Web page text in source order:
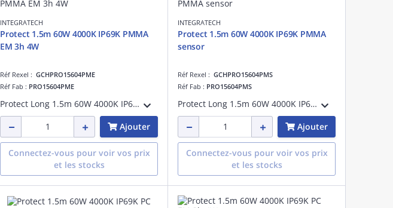
INTEGRATECH
Protect 1.5m 60W 4000K IP69K PMMA
EM 3h 4W
Réf Rexel : GCHPRO15604PME
Réf Fab : PRO15604PME
Protect Long 1.5m 60W 4000K IP69K PMMA (polyméthacrylate de méthyle) Unité secours 3h 4W, classe I, pose suspension, IK06, alim secours, IP69K, faisceau >80°, 60W, 8000lm, uniformité coul:SDCM3, GR0, test fil incand.:850 °C, 133lm/W, UGR:30
Ajouter
Connectez-vous pour voir vos prix
et les stocks
INTEGRATECH
Protect 1.5m 60W 4000K IP69K PMMA
sensor
Réf Rexel : GCHPRO15604PMS
Réf Fab : PRO15604PMS
Protect Long 1.5m 60W 4000K IP69K PMMA (polyméthacrylate de méthyle) avec capteur, classe I, détect mouvement, pose suspension, IK06, IP69K, faisceau >80°, 60W, 8000lm, uniformité coul:SDCM3, GR0, test fil incand.:850 °C, 133lm/W, UGR:30
Ajouter
Connectez-vous pour voir vos prix
et les stocks